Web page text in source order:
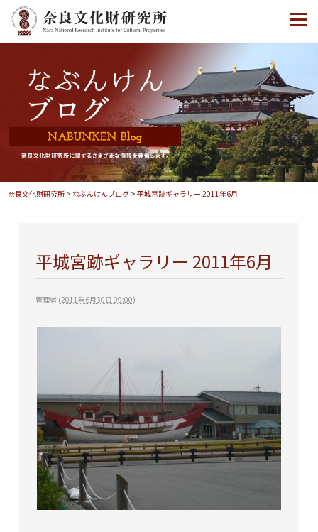
奈良文化財研究所 > なぶんけんブログ >平城宮跡ギャラリー 2011年6月
平城宮跡ギャラリー 2011年6月
管理者(2011年6月30日 09:00)